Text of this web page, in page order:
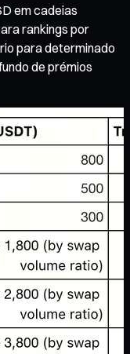
em cadeias
rankings por
para determinado
de prémios